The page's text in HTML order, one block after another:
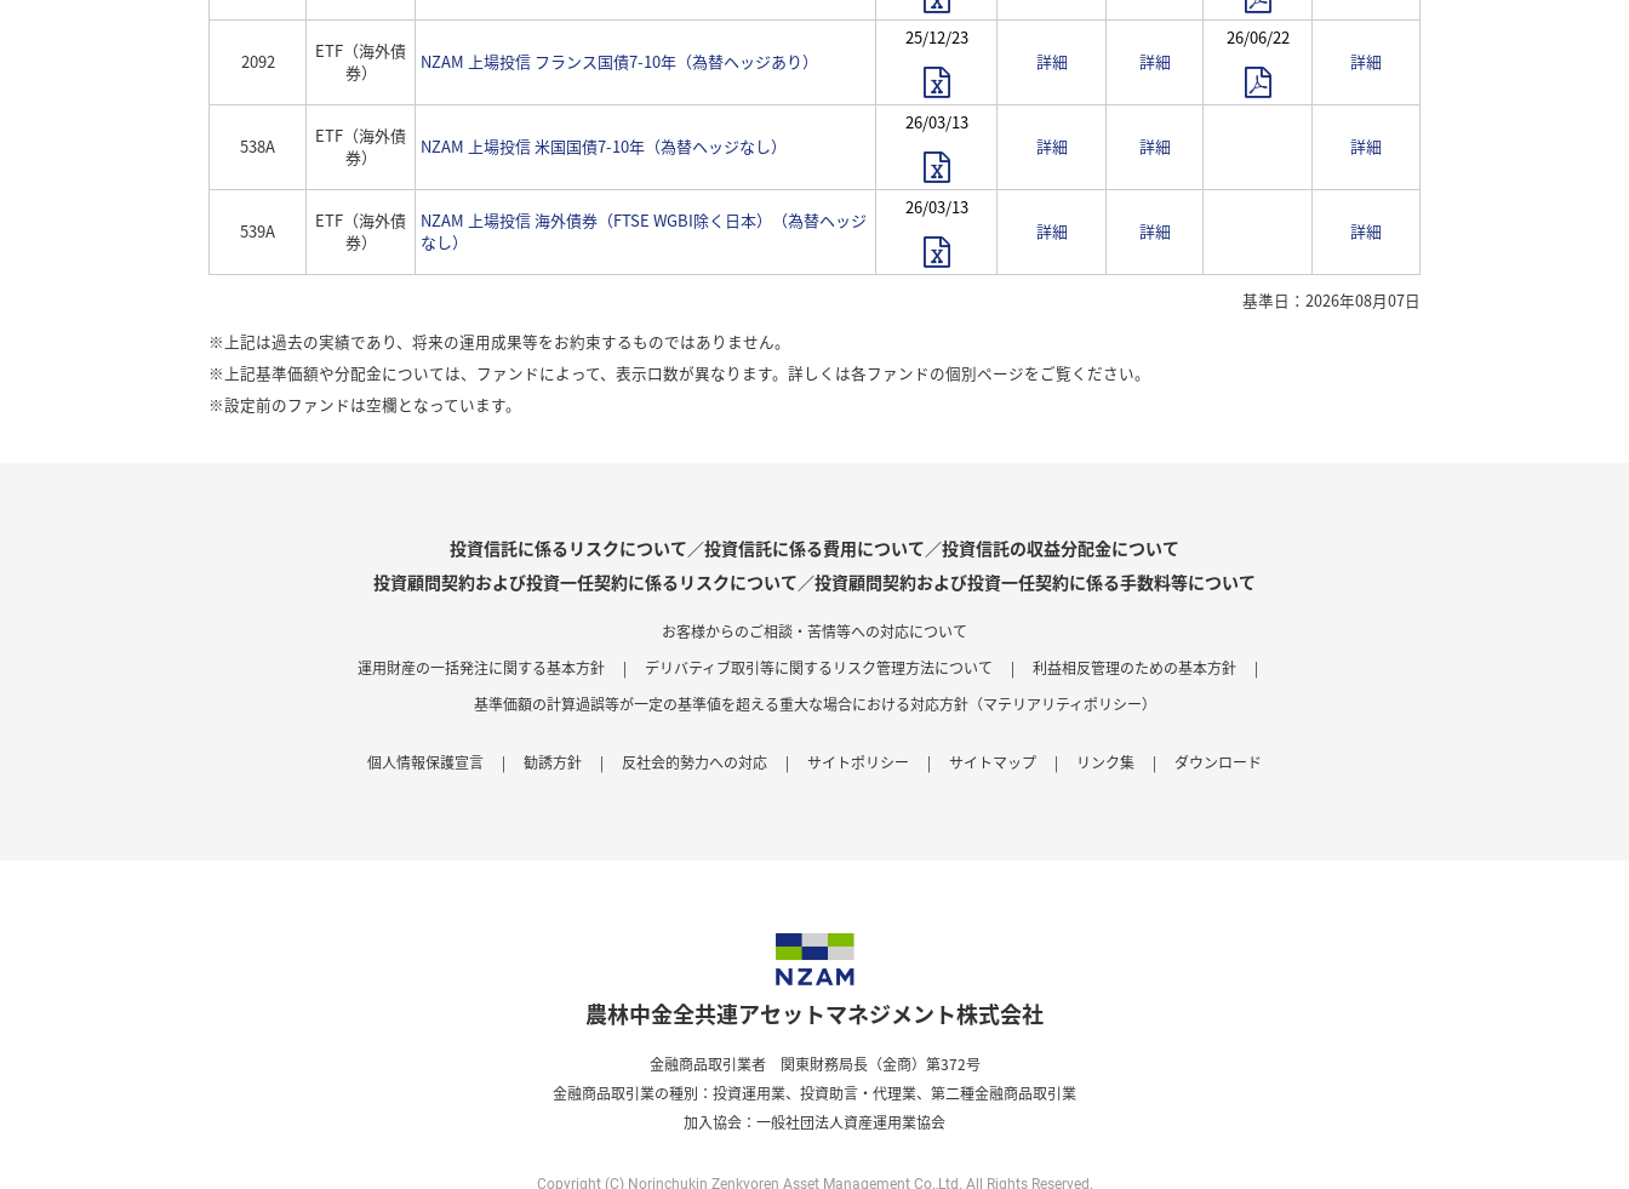
2092
ETF（海外債
券）
NZAM 上場投信 フランス国債7-10年（為替ヘッジあり）
25/12/23
詳細
詳細
26/06/22
詳細
538A
ETF（海外債
券）
NZAM 上場投信 米国国債7-10年（為替ヘッジなし）
26/03/13
詳細
詳細 詳細
539A
ETF（海外債
券）
NZAM 上場投信 海外債券（FTSE WGBI除く日本）（為替ヘッジ
なし）
26/03/13
詳細
詳細 詳細
基準日：2026年08月07日
※上記は過去の実績であり、将来の運用成果等をお約束するものではありません。
※上記基準価額や分配金については、ファンドによって、表示口数が異なります。詳しくは各ファンドの個別ページをご覧ください。
※設定前のファンドは空欄となっています。
投資信託に係るリスクについて／投資信託に係る費用について／投資信託の収益分配金について
投資顧問契約および投資一任契約に係るリスクについて／投資顧問契約および投資一任契約に係る手数料等について
お客様からのご相談・苦情等への対応について
運用財産の一括発注に関する基本方針
| デリバティブ取引等に関するリスク管理方法について | 利益相反管理のための基本方針
|
基準価額の計算過誤等が一定の基準値を超える重大な場合における対応方針（マテリアリティポリシー）
個人情報保護宣言 | 勧誘方針 | 反社会的勢力への対応 | サイトポリシー | サイトマップ | リンク集 | ダウンロード
農林中金全共連アセットマネジメント株式会社
金融商品取引業者 関東財務局長（金商）第372号
金融商品取引業の種別：投資運用業、投資助言・代理業、第二種金融商品取引業
加入協会：一般社団法人資産運用業協会
Copyright (C) Norinchukin Zenkyoren Asset Management Co.,Ltd. All Rights Reserved.